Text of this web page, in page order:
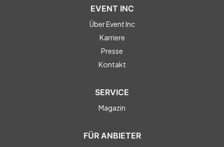
EVENT INC
Über Event Inc
Karriere
Presse
Kontakt
SERVICE
Magazin
FÜR ANBIETER